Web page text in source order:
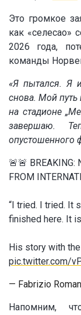
Это громкое
как «селесао»
2026 года,
команды
«Я пытался. Я
снова. Мой путь
на стадионе
завершаю.
опустошенного
🚨🚨 BREAKING:
FROM
“I tried. I tried. It
finished here. It
His story with
pic.twitter.com/
— Fabrizio
Напомним,